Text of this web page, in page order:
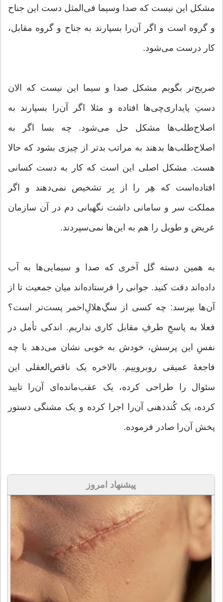
مشکل این نیست که صدا وسیما فی‌المثل دست این جناح
و گروه است و اگر آن‌را بسپارند به جناح و گروه مقابل،
کار درست می‌شود.
صریح‌تر بگویم مشکل صدا و سیما این نیست که الان
دستِ پایداری‌چی‌ها افتاده و مثلا اگر آن‌را بسپارند به
اصلاح‌طلب‌ها مشکل حل می‌شود. چه بسا اگر به
اصلاح‌طلب‌ها بدهند به مراتب بدتر از چیزی بشود که حالا
هست. مشکل اصلی این است که کار به دست کسانی
افتاده‌است که هِر را از بِر تشخیص نمی‌دهند و اگر
مملکت سر و سامانی داشت نگهبانی دم در آن سازمان
عریض و طویل را هم به این‌ها نمی‌سپردند.
به همین دسته گل آخری که صدا و سیمایی‌ها به آب
داده‌اند دقت کنید. جوانی را فرستاده‌اند میان جمعیت تا از
آن‌ها بپرسد: چه کسی از سگِ‌هلالِ‌احمر پست‌تر است؟
فعلا به پاسخِ طرفِ مقابل کاری نداریم. اندکی تأمل در
نفسِ این پرسش، خودش به خوبی نشان می‌دهد با چه
فاجعۀ عمیقی روبروییم. بالاخره یک ناقص‌العقلی این
سئوال را طراحی کرده، یک عقب‌مانده‌ای آن‌را تایید
کرده، یک کُندذهنی آن‌را اجرا کرده و یک مشنگی دستور
پخش آن‌را صادر فرموده.
پیشنهاد امروز